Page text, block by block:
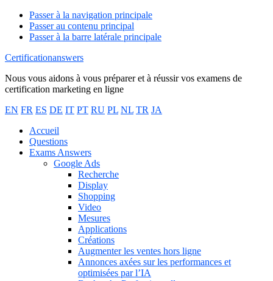
Passer à la navigation principale
Passer au contenu principal
Passer à la barre latérale principale
Certificationanswers
Nous vous aidons à vous préparer et à réussir vos examens de
certification marketing en ligne
EN FR ES DE IT PT RU PL NL TR JA
Accueil
Questions
Exams Answers
Google Ads
Recherche
Display
Shopping
Video
Mesures
Applications
Créations
Augmenter les ventes hors ligne
Annonces axées sur les performances et
optimisées par l’IA